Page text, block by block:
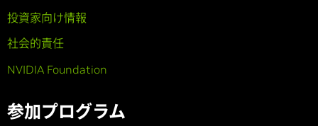
投資家向け情報
社会的責任
NVIDIA Foundation
参加プログラム